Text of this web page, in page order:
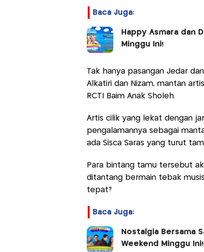
Baca Juga:
Happy Asmara dan
Minggu Ini!
Tak hanya pasangan Jedar
Alkatiri dan Nizam, mantan
RCTI Baim Anak Sholeh.
Artis cilik yang lekat dengan
pengalamannya sebagai
ada Sisca Saras yang turut
Para bintang tamu tersebut
ditantang bermain tebak
tepat?
Baca Juga:
Nostalgia Bersama
Weekend Minggu Ini!